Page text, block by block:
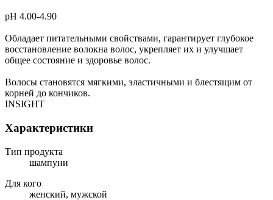
рН 4.00-4.90
Обладает питательными свойствами, гарантирует глубокое
восстановление волокна волос, укрепляет их и улучшает
общее состояние и здоровье волос.
Волосы становятся мягкими, эластичными и блестящим от
корней до кончиков.
INSIGHT
Характеристики
Тип продукта
шампуни
Для кого
женский, мужской